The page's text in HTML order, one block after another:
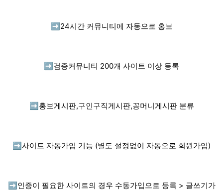
➡️ 24시간 커뮤니티에 자동으로 홍보
➡️ 검증커뮤니티 200개 사이트 이상 등록
➡️ 홍보게시판,구인구직게시판,꽁머니게시판 분류
➡️ 사이트 자동가입 기능 (별도 설정없이 자동으로 회원가입)
➡️ 인증이 필요한 사이트의 경우 수동가입으로 등록 > 글쓰기가